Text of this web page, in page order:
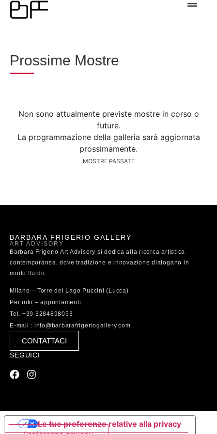
Prossime Mostre
Non sono attualmente previste mostre in corso o
future.
La programmazione della galleria sarà aggiornata
prossimamente.
MOSTRE PASSATE
BARBARA FRIGERIO GALLERY
ART ADVISORY
Barbara Frigerio Art Advisory si dedica alla ricerca artistica
contemporanea, dove tradizione e innovazione dialogano in
modo fluido.
Milano – Torre del Lago Puccini (Lucca)
Per info – appuntamenti:
Tel. +39 3284898053
E-mail : info@barbarafrigeriogallery.com
CONTATTACI
SEGUICI
Le tue preferenze relative alla privacy